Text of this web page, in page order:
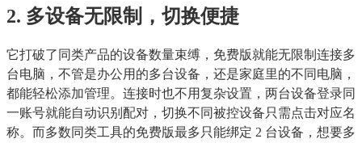
2. 多设备无限制，切换便捷
它打破了同类产品的设备数量束缚，免费版就能无限制连接多
台电脑，不管是办公用的多台设备，还是家庭里的不同电脑，
都能轻松添加管理。连接时也不用复杂设置，两台设备登录同
一账号就能自动识别配对，切换不同被控设备只需点击对应名
称。而多数同类工具的免费版最多只能绑定 2 台设备，想要多